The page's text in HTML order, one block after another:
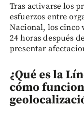
Tras activarse los
esfuerzos entre
Nacional, los cinco
24 horas después
presentar
¿Qué es la
cómo